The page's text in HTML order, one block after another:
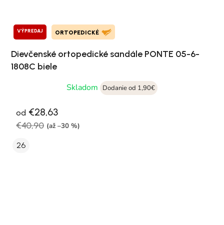
VÝPREDAJ ORTOPEDICKÉ
Dievčenské ortopedické sandále PONTE 05-6-
1808C biele
Skladom
Dodanie od 1,90€
od €28,63
€40,90 (až –30 %)
26